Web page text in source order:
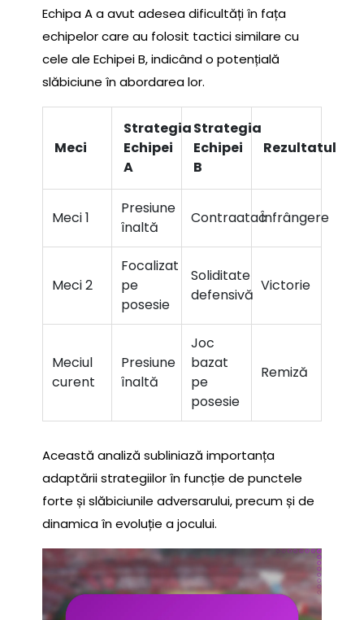
Echipa A a avut adesea dificultăți în fața
echipelor care au folosit tactici similare cu
cele ale Echipei B, indicând o potențială
slăbiciune în abordarea lor.
Meci
Strategia
Echipei
A
Strategia
Echipei
B
Rezultatul
Meci 1
Presiune
înaltă
ContraatacÎnfrângere
Meci 2
Focalizat
pe
posesie
Soliditate
defensivă
Victorie
Meciul
curent
Presiune
înaltă
Joc
bazat
pe
posesie
Remiză
Această analiză subliniază importanța
adaptării strategiilor în funcție de punctele
forte și slăbiciunile adversarului, precum și de
dinamica în evoluție a jocului.